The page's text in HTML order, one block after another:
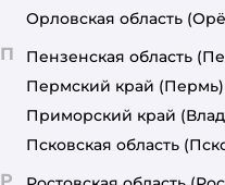
Орловская область
П Пензенская область
Пермский край (Пермь)
Приморский край
Псковская область
Р